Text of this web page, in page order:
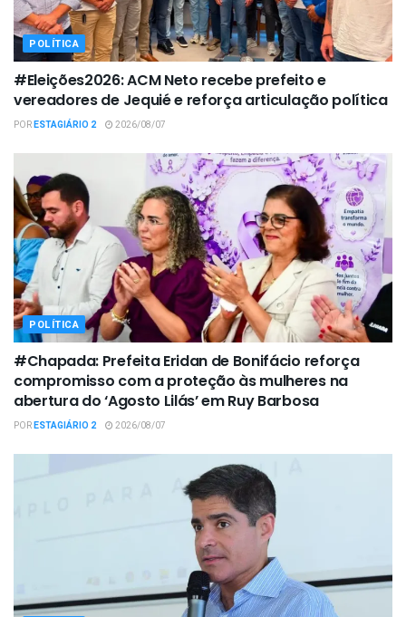
POLÍTICA
#Eleições2026: ACM Neto recebe prefeito e
vereadores de Jequié e reforça articulação política
PORESTAGIÁRIO 2 2026/08/07
POLÍTICA
#Chapada: Prefeita Eridan de Bonifácio reforça
compromisso com a proteção às mulheres na
abertura do ‘Agosto Lilás’ em Ruy Barbosa
PORESTAGIÁRIO 2 2026/08/07